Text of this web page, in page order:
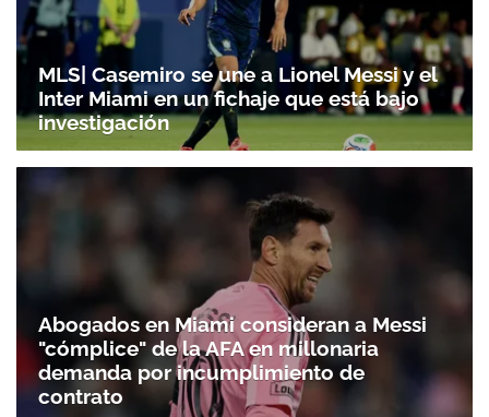
MLS| Casemiro se une a Lionel Messi y el
Inter Miami en un fichaje que está bajo
investigación
Abogados en Miami consideran a Messi
"cómplice" de la AFA en millonaria
demanda por incumplimiento de
contrato